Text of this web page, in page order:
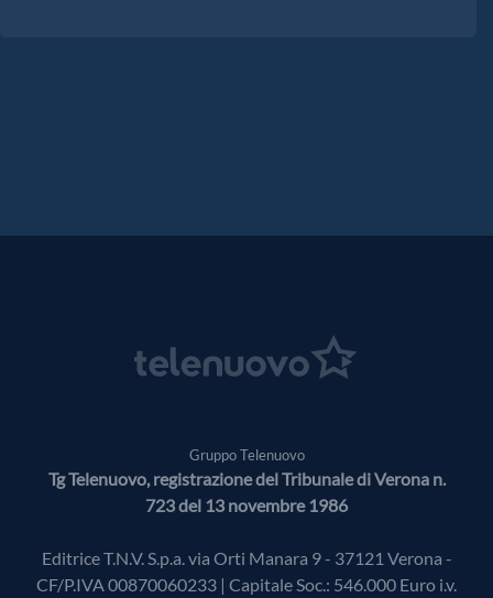
Gruppo Telenuovo
Tg Telenuovo, registrazione del Tribunale di Verona n.
723 del 13 novembre 1986
Editrice T.N.V. S.p.a. via Orti Manara 9 - 37121 Verona -
CF/P.IVA 00870060233 | Capitale Soc.: 546.000 Euro i.v.